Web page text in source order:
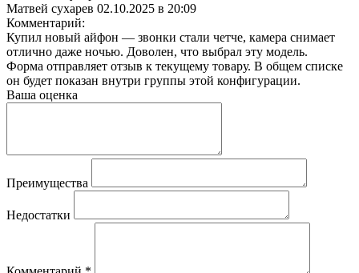
Матвей сухарев 02.10.2025 в 20:09
Комментарий:
Купил новый айфон — звонки стали четче, камера снимает
отлично даже ночью. Доволен, что выбрал эту модель.
Форма отправляет отзыв к текущему товару. В общем списке
он будет показан внутри группы этой конфигурации.
Ваша оценка
Преимущества
Недостатки